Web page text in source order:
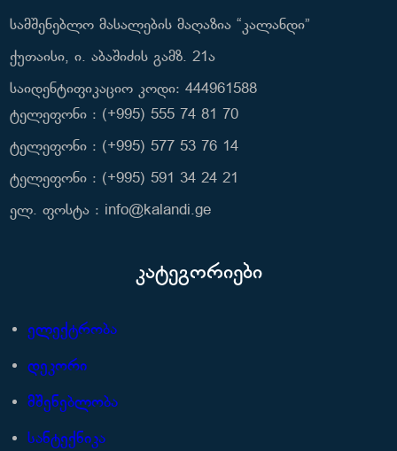
სამშენებლო მასალების მაღაზია “კალანდი”
ქუთაისი, ი. აბაშიძის გამზ. 21ა
საიდენტიფიკაციო კოდი: 444961588
ტელეფონი : (+995) 555 74 81 70
ტელეფონი : (+995) 577 53 76 14
ტელეფონი : (+995) 591 34 24 21
ელ. ფოსტა : info@kalandi.ge
კატეგორიები
ელექტრობა
დეკორი
მშენებლობა
სანტექნიკა